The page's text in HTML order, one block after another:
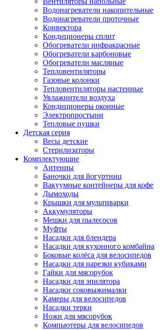
Водонагреватели накопительные
Водонагреватели проточные
Конвектора
Кондиционеры сплит
Обогреватели инфракрасные
Обогреватели карбоновые
Обогреватели масляные
Тепловентиляторы
Газовые колонки
Тепловентиляторы настенные
Увлажнители воздуха
Кондиционеры оконные
Электропростыни
Тепловые пушки
Детская серия
Весы детские
Стерилизаторы
Комплектующие
Антенны
Баночки для йогуртниц
Вакуумные контейнеры для кофе
Дымоходы
Крышки для мультиварки
Аккумуляторы
Мешки для пылесосов
Муфты
Насадки для блендера
Насадки для кухонного комбайна
Боковые колёса для велосипедов
Насадки для нарезки кубиками
Гайки для мясорубок
Насадки для эпилятора
Насадки соковыжималки
Камеры для велосипедов
Насадки терки
Ножи для мясорубок
Компьютеры для велосипедов